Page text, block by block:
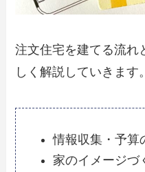
注文住宅を建てる流れ
しく解説していきます。
情報収集・予算
家のイメージづ